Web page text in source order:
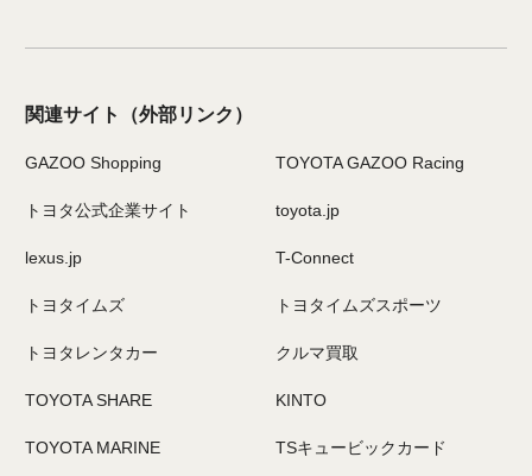
関連サイト （外部リンク）
GAZOO Shopping TOYOTA GAZOO Racing
トヨタ公式企業サイト toyota.jp
lexus.jp T-Connect
トヨタイムズ トヨタイムズスポーツ
トヨタレンタカー クルマ買取
TOYOTA SHARE KINTO
TOYOTA MARINE TSキュービックカード